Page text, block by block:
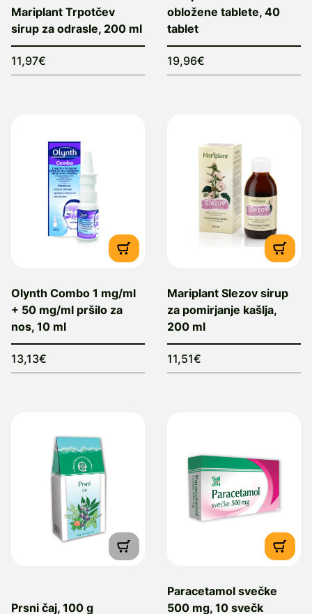
Mariplant Trpotčev
sirup za odrasle, 200 ml
11,97€
obložene tablete, 40
tablet
19,96€
Olynth Combo 1 mg/ml
+ 50 mg/ml pršilo za
nos, 10 ml
13,13€
Mariplant Slezov sirup
za pomirjanje kašlja,
200 ml
11,51€
Prsni čaj, 100 g
Paracetamol svečke
500 mg, 10 svečk